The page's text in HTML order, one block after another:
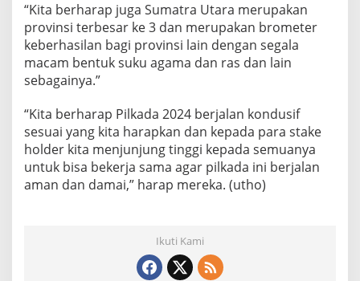
“Kita berharap juga Sumatra Utara merupakan
provinsi terbesar ke 3 dan merupakan brometer
keberhasilan bagi provinsi lain dengan segala
macam bentuk suku agama dan ras dan lain
sebagainya.”
“Kita berharap Pilkada 2024 berjalan kondusif
sesuai yang kita harapkan dan kepada para stake
holder kita menjunjung tinggi kepada semuanya
untuk bisa bekerja sama agar pilkada ini berjalan
aman dan damai,” harap mereka. (utho)
Ikuti Kami